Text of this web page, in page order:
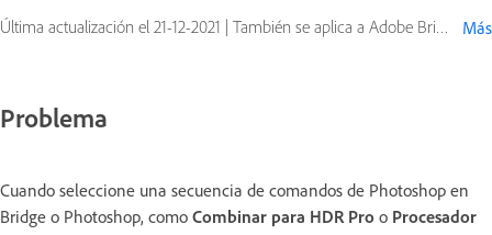
Última actualización el 21-12-2021 | También se aplica a Adobe Bridge Más
Problema
Cuando seleccione una secuencia de comandos de Photoshop en
Bridge o Photoshop, como Combinar para HDR Pro o Procesador